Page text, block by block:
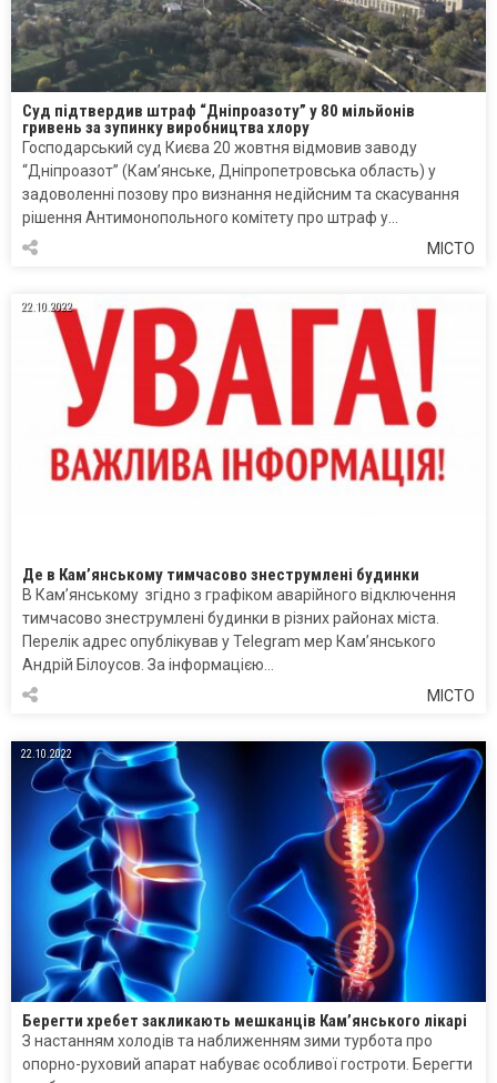
Суд підтвердив штраф “Дніпроазоту” у 80 мільйонів
гривень за зупинку виробництва хлору
Господарський суд Києва 20 жовтня відмовив заводу
“Дніпроазот” (Кам’янське, Дніпропетровська область) у
задоволенні позову про визнання недійсним та скасування
рішення Антимонопольного комітету про штраф у…
МІСТО
22.10.2022
Де в Кам’янському тимчасово знеструмлені будинки
В Кам’янському згідно з графіком аварійного відключення
тимчасово знеструмлені будинки в різних районах міста.
Перелік адрес опублікував у Telegram мер Кам’янського
Андрій Білоусов. За інформацією…
МІСТО
22.10.2022
Берегти хребет закликають мешканців Кам’янського лікарі
З настанням холодів та наближенням зими турбота про
опорно-руховий апарат набуває особливої гостроти. Берегти